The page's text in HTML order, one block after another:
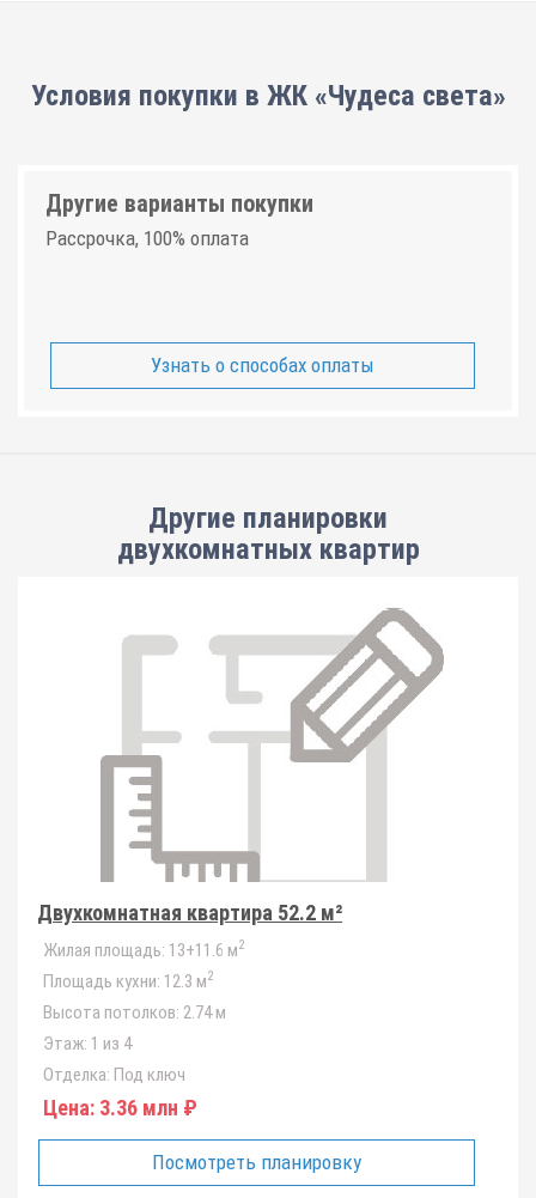
Условия покупки в ЖК «Чудеса света»
Другие варианты покупки
Рассрочка, 100% оплата
Узнать о способах оплаты
Другие планировки
двухкомнатных квартир
Двухкомнатная квартира 52.2 м²
Жилая площадь: 13+11.6 м2
Площадь кухни: 12.3 м2
Высота потолков: 2.74 м
Этаж: 1 из 4
Отделка: Под ключ
Цена: 3.36 млн ₽
Посмотреть планировку